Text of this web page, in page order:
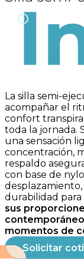
Indi
La silla semi-
acompañar el
confort
toda la jornada.
una sensación
concentración,
respaldo
con base de
durabilidad para
sus
momentos de
Solicitar